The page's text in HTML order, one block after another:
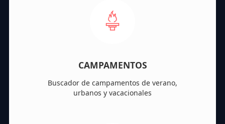
CAMPAMENTOS
Buscador de campamentos de verano,
urbanos y vacacionales